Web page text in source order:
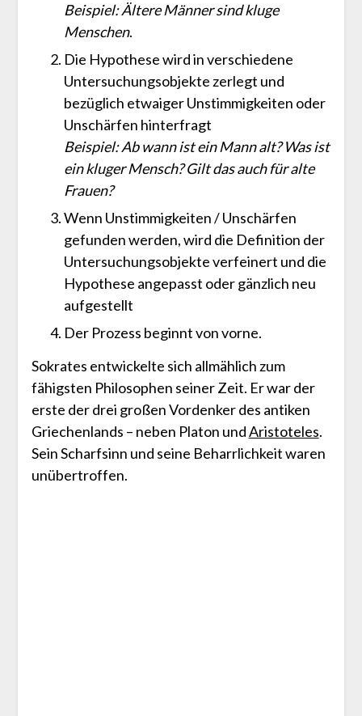
Beispiel: Ältere Männer sind kluge
Menschen.
Die Hypothese wird in verschiedene
Untersuchungsobjekte zerlegt und
bezüglich etwaiger Unstimmigkeiten oder
Unschärfen hinterfragt
Beispiel: Ab wann ist ein Mann alt? Was ist
ein kluger Mensch? Gilt das auch für alte
Frauen?
Wenn Unstimmigkeiten / Unschärfen
gefunden werden, wird die Definition der
Untersuchungsobjekte verfeinert und die
Hypothese angepasst oder gänzlich neu
aufgestellt
Der Prozess beginnt von vorne.
Sokrates entwickelte sich allmählich zum
fähigsten Philosophen seiner Zeit. Er war der
erste der drei großen Vordenker des antiken
Griechenlands – neben Platon undAristoteles.
Sein Scharfsinn und seine Beharrlichkeit waren
unübertroffen.